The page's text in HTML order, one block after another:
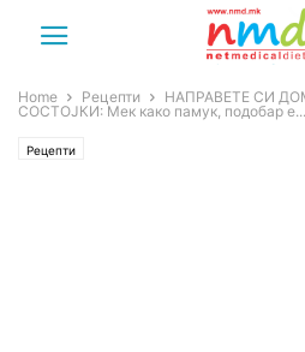
Home Рецепти
НАПРАВЕТЕ СИ
СОСТОЈКИ: Мек како памук, подобар е...
Рецепти